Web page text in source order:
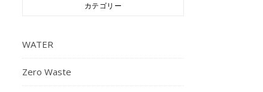
カテゴリー
WATER
Zero Waste